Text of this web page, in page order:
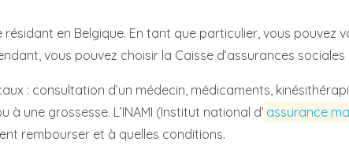
en Belgique. En tant que particulier, vous pouvez
vous pouvez choisir la Caisse d’assurances
: consultation d’un médecin, médicaments,
une grossesse. L’INAMI (Institut national d’ assurance
rembourser et à quelles conditions.